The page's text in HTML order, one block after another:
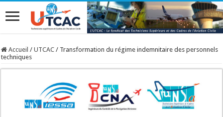
Accueil / UTCAC / Transformation du régime indemnitaire des personnels
techniques